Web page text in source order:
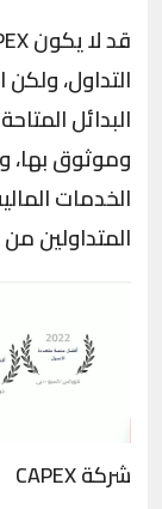
التداول،
البدائل
وموثوق بها،
الخدمات
المتداولين
شركة CAPEX